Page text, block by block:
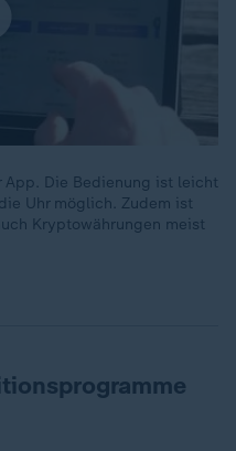
App. Die Bedienung ist leicht
Uhr möglich. Zudem ist
Kryptowährungen meist